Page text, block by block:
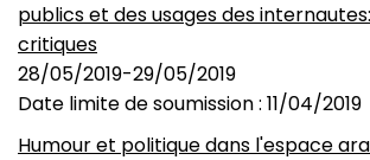
publics et des usages des
critiques
28/05/2019-29/05/2019
Date limite de soumission : 11/04/2019
Humour et politique dans l'espace